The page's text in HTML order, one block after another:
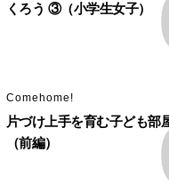
くろう ③（小学生女子）
Comehome!
片づけ上手を育む子ども
（前編）